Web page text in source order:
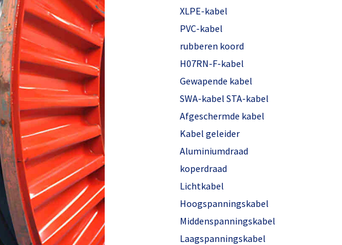
XLPE-kabel
PVC-kabel
rubberen koord
H07RN-F-kabel
Gewapende kabel
SWA-kabel STA-kabel
Afgeschermde kabel
Kabel geleider
Aluminiumdraad
koperdraad
Lichtkabel
Hoogspanningskabel
Middenspanningskabel
Laagspanningskabel